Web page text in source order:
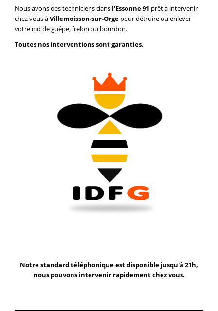
Nous avons des techniciens dans l’Essonne 91 prêt à intervenir
chez vous àVillemoisson-sur-Orge pour détruire ou enlever
votre nid de guêpe, frelon ou bourdon.
Toutes nos interventions sont garanties.
Notre standard téléphonique est disponible jusqu'à 21h,
nous pouvons intervenir rapidement chez vous.